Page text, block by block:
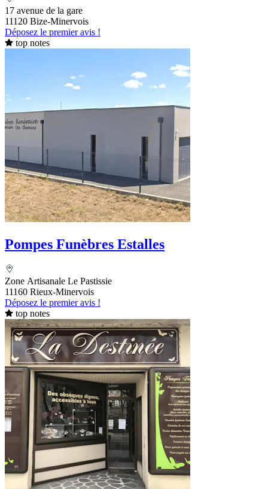
17 avenue de la gare
11120 Bize-Minervois
Déposez le premier avis !
top notes
Pompes Funèbres Estalles
Zone Artisanale Le Pastissie
11160 Rieux-Minervois
Déposez le premier avis !
top notes